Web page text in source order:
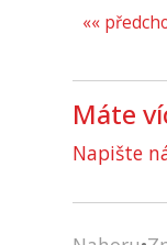
««
Máte
Napište